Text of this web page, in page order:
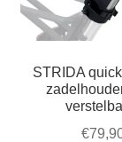
STRIDA
€